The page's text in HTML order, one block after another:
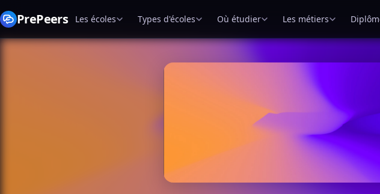
PrePeers Les écoles Types d'écoles Où étudier Les métiers